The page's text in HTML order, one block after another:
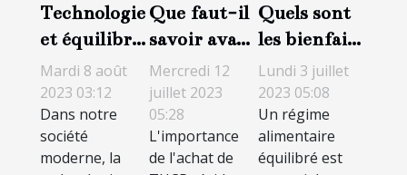
Technologie
et équilibre
quotidien :
amis ou
ennemis ?
Mardi 8 août
2023 03:12
Dans notre
société
moderne, la
Que faut-il
savoir avant
d’acheter du
THCP ?
Mercredi 12
juillet 2023
05:28
L'importance
de l'achat de
Quels sont
les bienfaits
d’un régime
cétogène?
Lundi 3 juillet
2023 05:08
Un régime
alimentaire
équilibré est